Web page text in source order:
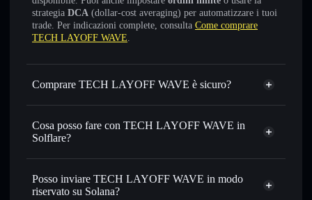
strategia DCA (dollar-cost averaging) per automatizzare i tuoi
trade. Per indicazioni complete, consulta Come comprare
TECH LAYOFF WAVE.
Comprare TECH LAYOFF WAVE è sicuro?
TECH LAYOFF WAVE non è verificato
Cosa posso fare con TECH LAYOFF WAVE in
Solflare?
TECH LAYOFF WAVE
wallet Solflare
Scambiare istantaneamente— scambia LAYWAVE in
SOL, USDC o in migliaia di altri token Solana al prezzo
Posso inviare TECH LAYOFF WAVE in modo
riservato su Solana?